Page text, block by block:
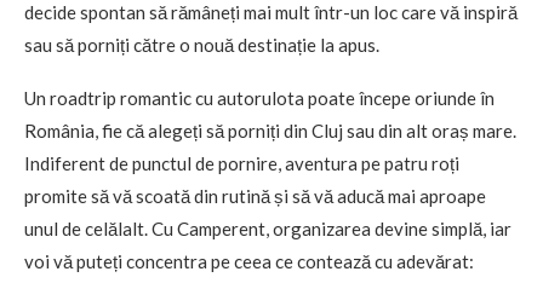
decide spontan să rămâneți mai mult într-un loc care vă inspiră
sau să porniți către o nouă destinație la apus.
Un roadtrip romantic cu autorulota poate începe oriunde în
România, fie că alegeți să porniți din Cluj sau din alt oraș mare.
Indiferent de punctul de pornire, aventura pe patru roți
promite să vă scoată din rutină și să vă aducă mai aproape
unul de celălalt. Cu Camperent, organizarea devine simplă, iar
voi vă puteți concentra pe ceea ce contează cu adevărat: